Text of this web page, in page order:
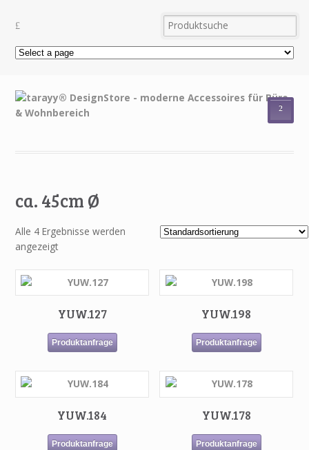
²
ca. 45cm Ø
Alle 4 Ergebnisse werden
angezeigt
YUW.127
Produktanfrage
YUW.198
Produktanfrage
YUW.184
Produktanfrage
YUW.178
Produktanfrage